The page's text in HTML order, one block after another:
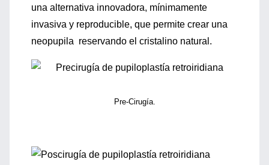
una alternativa innovadora, mínimamente
invasiva y reproducible, que permite crear una
neopupila reservando el cristalino natural.
Pre-Cirugía.